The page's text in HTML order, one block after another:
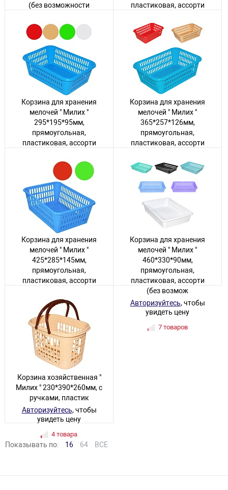
(без возможности
Авторизуйтесь, чтобы
увидеть цену
29 товаров
пластиковая, ассорти
выбора цвета)
Авторизуйтесь, чтобы
увидеть цену
6 товаров
Корзина для хранения
мелочей " Милих "
295*195*95мм,
прямоугольная,
пластиковая, ассорти
выбора цвета)
Авторизуйтесь, чтобы
увидеть цену
40 товаров
Корзина для хранения
мелочей " Милих "
365*257*126мм,
прямоугольная,
пластиковая, ассорти
Авторизуйтесь, чтобы
увидеть цену
36 товаров
Корзина для хранения
мелочей " Милих "
425*285*145мм,
прямоугольная,
пластиковая, ассорти
выбора цвета)
Авторизуйтесь
, чтобы
увидеть цену
18 товаров
Корзина для хранения
мелочей " Милих "
460*330*90мм,
прямоугольная,
пластиковая, ассорти
(без возмож
Авторизуйтесь, чтобы
увидеть цену
7 товаров
Корзина хозяйственная "
Милих " 230*390*260мм, с
ручками, пластик
Авторизуйтесь, чтобы
увидеть цену
4 товара
Показывать по: 16 64 ВСЕ